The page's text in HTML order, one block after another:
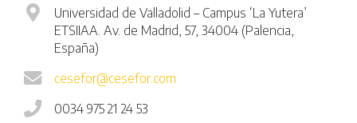
Universidad de Valladolid – Campus ‘La Yutera’
ETSIIAA. Av. de Madrid, 57, 34004 (Palencia,
España)
cesefor@cesefor.com
0034 975 21 24 53